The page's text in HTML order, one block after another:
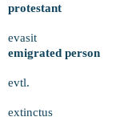
protestant
evasit
emigrated person
evtl.
extinctus